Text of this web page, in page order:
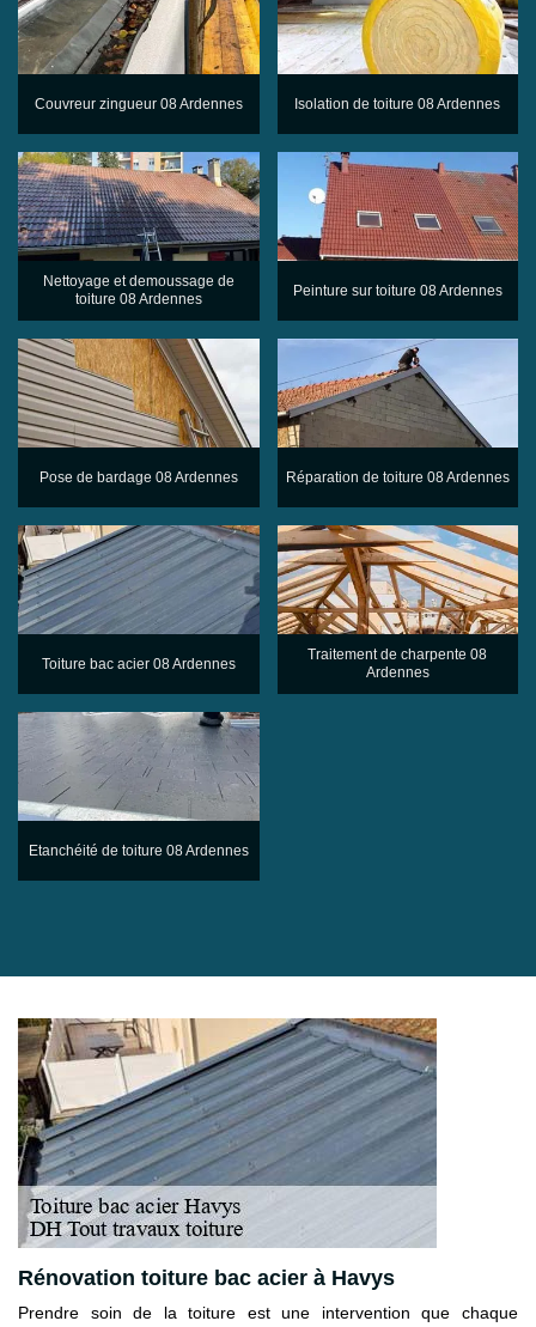
Couvreur zingueur 08 Ardennes Isolation de toiture 08 Ardennes
Nettoyage et demoussage de
toiture 08 Ardennes
Peinture sur toiture 08 Ardennes
Pose de bardage 08 Ardennes Réparation de toiture 08 Ardennes
Toiture bac acier 08 Ardennes
Traitement de charpente 08
Ardennes
Etanchéité de toiture 08 Ardennes
Rénovation toiture bac acier à Havys
Prendre soin de la toiture est une intervention que chaque